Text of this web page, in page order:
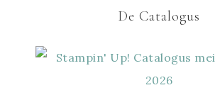
De Catalogus